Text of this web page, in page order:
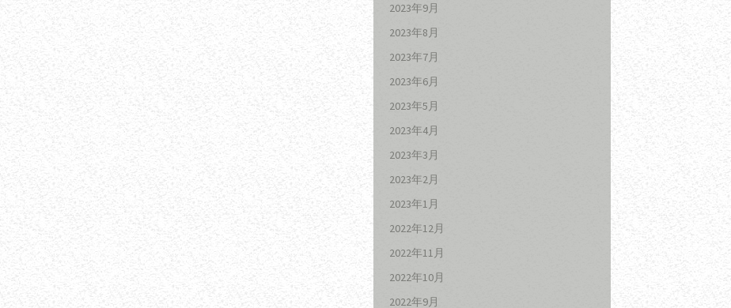
2023年9月
2023年8月
2023年7月
2023年6月
2023年5月
2023年4月
2023年3月
2023年2月
2023年1月
2022年12月
2022年11月
2022年10月
2022年9月